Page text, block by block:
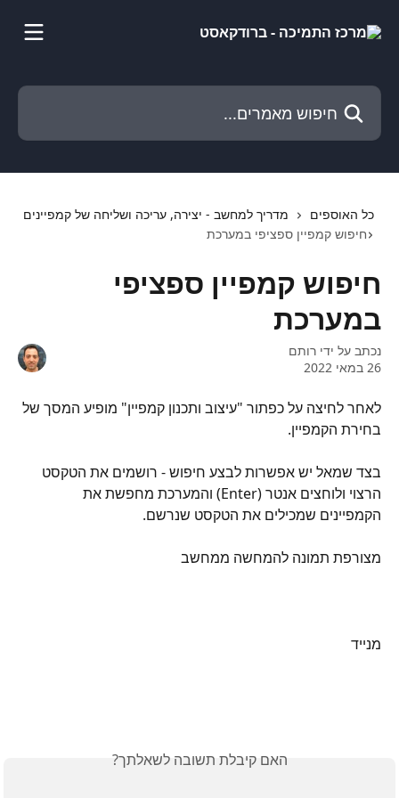
חיפוש מאמרים...
כל האוספים
מדריך למחשב - יצירה, עריכה ושליחה של קמפיינים
חיפוש קמפיין ספציפי במערכת
חיפוש קמפיין ספציפי
במערכת
נכתב על ידי רותם
26 במאי 2022
לאחר לחיצה על כפתור "עיצוב ותכנון קמפיין" מופיע המסך של
בחירת הקמפיין.
בצד שמאל יש אפשרות לבצע חיפוש - רושמים את הטקסט
הרצוי ולוחצים אנטר (Enter) והמערכת מחפשת את
הקמפיינים שמכילים את הטקסט שנרשם.
מצורפת תמונה להמחשה ממחשב
מנייד
האם קיבלת תשובה לשאלתך?